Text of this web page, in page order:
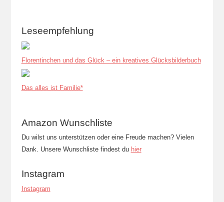
Leseempfehlung
Florentinchen und das Glück – ein kreatives Glücksbilderbuch
Das alles ist Familie*
Amazon Wunschliste
Du wilst uns unterstützen oder eine Freude machen? Vielen
Dank. Unsere Wunschliste findest du hier
Instagram
Instagram